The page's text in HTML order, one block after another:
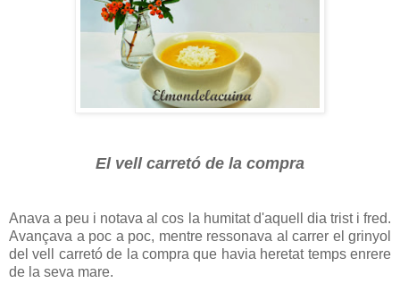
El vell carretó de la compra
Anava a peu i notava al cos la humitat d'aquell dia trist i fred.
Avançava a poc a poc, mentre ressonava al carrer el grinyol
del vell carretó de la compra que havia heretat temps enrere
de la seva mare.